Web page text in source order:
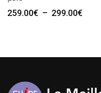
259.00€ – 299.00€
à